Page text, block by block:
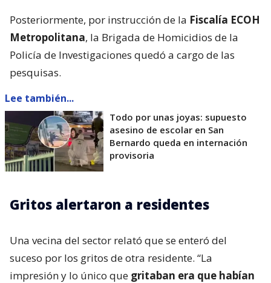
Posteriormente, por instrucción de la Fiscalía ECOH
Metropolitana, la Brigada de Homicidios de la
Policía de Investigaciones quedó a cargo de las
pesquisas.
Lee también...
Todo por unas joyas: supuesto
asesino de escolar en San
Bernardo queda en internación
provisoria
Gritos alertaron a residentes
Una vecina del sector relató que se enteró del
suceso por los gritos de otra residente. “La
impresión y lo único que gritaban era que habían